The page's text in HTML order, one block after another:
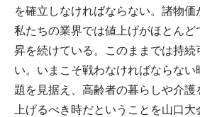
を確立しなければならない。諸物価
私たちの業界では値上げがほとんど
昇を続けている。このままでは持続
い。いまこそ戦わなければならない
題を見据え、高齢者の暮らしや介護
上げるべき時だということを山口大